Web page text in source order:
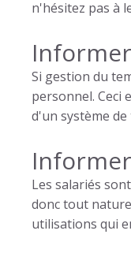
n'hésitez pas à
Si gestion du
personnel. Ceci
d'un système
Les salariés
donc tout
utilisations qui